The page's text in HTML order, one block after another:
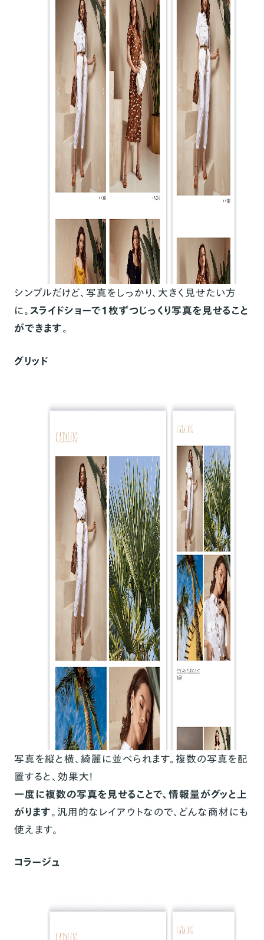
シンプルだけど、写真をしっかり、大きく見せたい方
に。スライドショーで1枚ずつじっくり写真を見せること
ができます。
グリッド
写真を縦と横、綺麗に並べられます。複数の写真を配
置すると、効果大！
一度に複数の写真を見せることで、情報量がグッと上
がります。汎用的なレイアウトなので、どんな商材にも
使えます。
コラージュ